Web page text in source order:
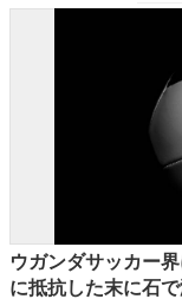
ウガンダサッカー
に抵抗した末に石